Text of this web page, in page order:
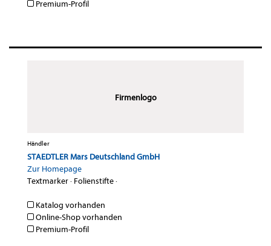
Premium-Profil
Firmenlogo
Händler
STAEDTLER Mars Deutschland GmbH
Zur Homepage
Textmarker· Folienstifte·
Katalog vorhanden
Online-Shop vorhanden
Premium-Profil